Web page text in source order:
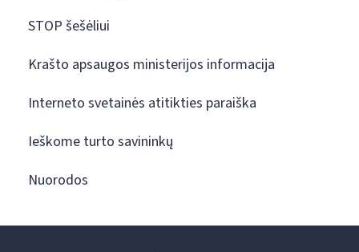
STOP šešėliui
Krašto apsaugos ministerijos informacija
Interneto svetainės atitikties paraiška
Ieškome turto savininkų
Nuorodos